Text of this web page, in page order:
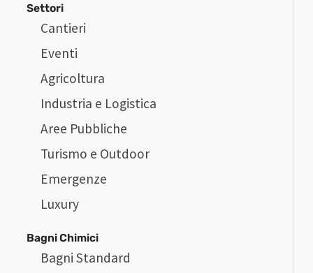
Settori
Cantieri
Eventi
Agricoltura
Industria e Logistica
Aree Pubbliche
Turismo e Outdoor
Emergenze
Luxury
Bagni Chimici
Bagni Standard